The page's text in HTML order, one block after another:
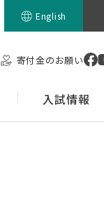
English
寄付金のお願い
入試情報